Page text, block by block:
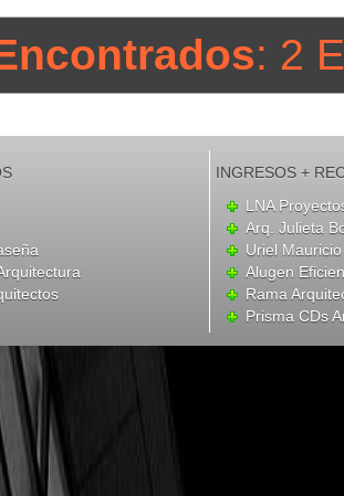
: 2
INGRESOS +
LNA
Arq. Julieta
Uriel
Alugen
Rama
Prisma CDs